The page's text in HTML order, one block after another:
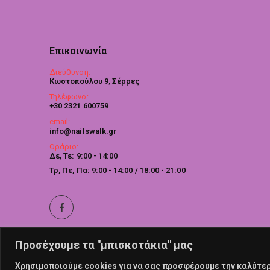
Προσέχουμε τα "μπισκοτάκια" μας
Χρησιμοποιούμε cookies για να σας προσφέρουμε την
Επικοινωνία
Διεύθυνση:
Κωστοπούλου 9, Σέρρες
Τηλέφωνο:
+30 2321 600759
email:
info@nailswalk.gr
Ωράριο:
Δε, Τε: 9:00 - 14:00
Τρ, Πε, Πα: 9:00 - 14:00 / 18:00 - 21:00